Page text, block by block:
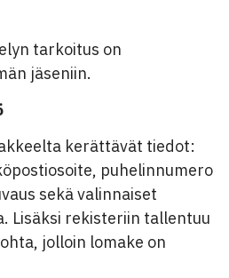
tarkoitus on
jäseniin.
kerättävät tiedot:
puhelinnumero
sekä valinnaiset
Lisäksi rekisteriin tallentuu
jolloin lomake on